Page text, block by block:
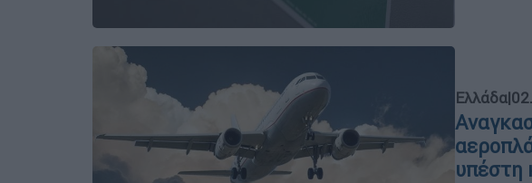
Ελλάδα|
υπέστη